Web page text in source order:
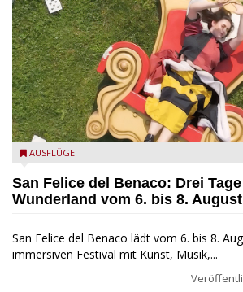
San Felice del Benaco: Drei Tage im
AUSFLÜGE
San Felice del Benaco: Drei
Wunderland vom 6. bis 8. August
San Felice del Benaco lädt vom 6. bis 8.
immersiven Festival mit Kunst, Musik,...